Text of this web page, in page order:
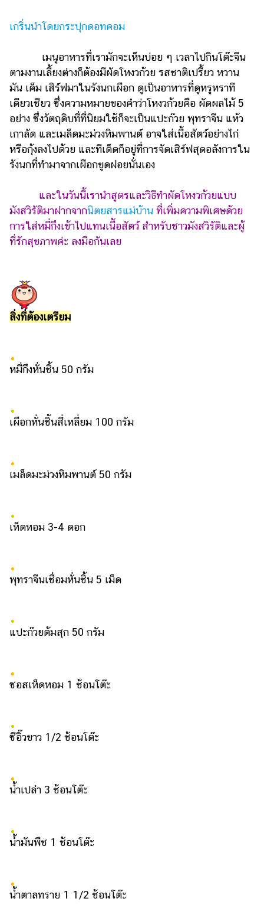
เที่ยว
อาหาร
ง่ายๆ
ช้อป
ปิ้ง
รถยนต์
บ้าน
ตกแต่ง
มือ
ถือ
ราคา
น้ำมัน
ตี้
แม่
สัตว์
เลี้ยง
บริการ
กระปุก
เรียน
ติดต่อ
ปัญหา
เรา
เกริ่นนำโดยกระปุกดอทคอม
เมนูอาหารที่เรามักจะเห็นบ่อย ๆ เวลาไปกินโต๊ะจีน
ตามงานเลี้ยงต่างก็ต้องมีผัดโหงวก้วย รสชาติเปรี้ยว หวาน
มัน เค็ม เสิร์ฟมาในรังนกเผือก ดูเป็นอาหารที่ดูหรูหราที
เดียวเชียว ซึ่งความหมายของคำว่าโหงวก้วยคือ ผัดผลไม้ 5
อย่าง ซึ่งวัตถุดิบที่ที่นิยมใช้ก็จะเป็นแปะก๊วย พุทราจีน แห้ว
เกาลัด และเมล็ดมะม่วงหิมพานต์ อาจใส่เนื้อสัตว์อย่างไก่
หรือกุ้งลงไปด้วย และทีเด็ดก็อยู่ที่การจัดเสิร์ฟสุดอลังการใน
รังนกที่ทำมาจากเผือกขูดฝอยนั่นเอง
และในวันนี้เรานำสูตรและวิธีทำผัดโหงวก้วยแบบ
มังสวิรัติมาฝากจากนิตยสารแม่บ้าน ที่เพิ่มความพิเศษด้วย
การใส่หมี่กึงเข้าไปแทนเนื้อสัตว์ สำหรับชาวมังสวิรัติและผู้
ที่รักสุขภาพค่ะ ลงมือกันเลย
สิ่งที่ต้องเตรียม
หมี่กึงหั่นชิ้น 50 กรัม
เผือกหั่นชิ้นสี่เหลี่ยม 100 กรัม
เมล็ดมะม่วงหิมพานต์ 50 กรัม
เห็ดหอม 3-4 ดอก
พุทราจีนเชื่อมหั่นชิ้น 5 เม็ด
แปะก๊วยต้มสุก 50 กรัม
ซอสเห็ดหอม 1 ช้อนโต๊ะ
ซีอิ๊วขาว 1/2 ช้อนโต๊ะ
น้ำเปล่า 3 ช้อนโต๊ะ
น้ำมันพืช 1 ช้อนโต๊ะ
น้ำตาลทราย 1 1/2 ช้อนโต๊ะ